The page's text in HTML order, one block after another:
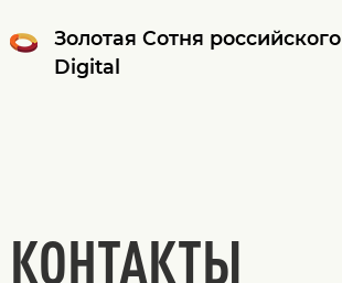
Золотая Cотня российского
Digital
КОНТАКТЫ